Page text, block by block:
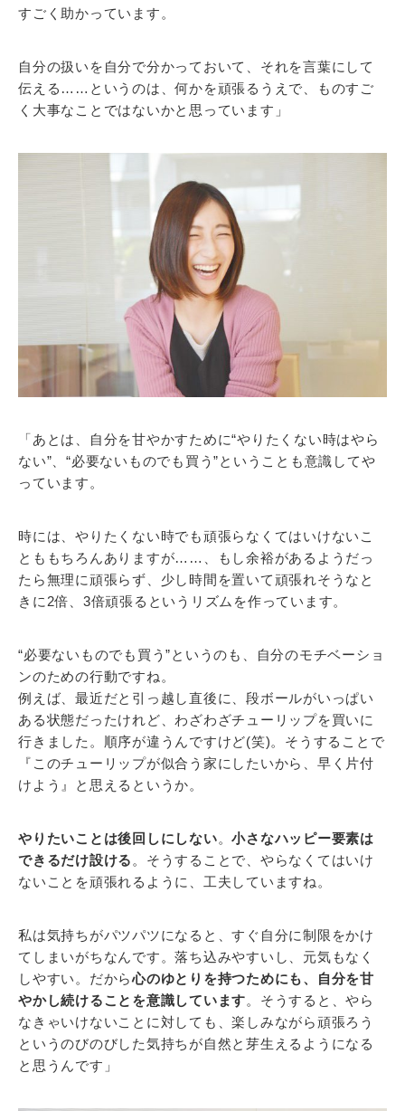
すごく助かっています。
自分の扱いを自分で分かっておいて、それを言葉にして
伝える……というのは、何かを頑張るうえで、ものすご
く大事なことではないかと思っています」
「あとは、自分を甘やかすために“やりたくない時はやら
ない”、“必要ないものでも買う”ということも意識してや
っています。
時には、やりたくない時でも頑張らなくてはいけないこ
とももちろんありますが……、もし余裕があるようだっ
たら無理に頑張らず、少し時間を置いて頑張れそうなと
きに2倍、3倍頑張るというリズムを作っています。
“必要ないものでも買う”というのも、自分のモチベーショ
ンのための行動ですね。
例えば、最近だと引っ越し直後に、段ボールがいっぱい
ある状態だったけれど、わざわざチューリップを買いに
行きました。順序が違うんですけど(笑)。そうすることで
『このチューリップが似合う家にしたいから、早く片付
けよう』と思えるというか。
やりたいことは後回しにしない。小さなハッピー要素は
できるだけ設ける 。そうすることで、やらなくてはいけ
ないことを頑張れるように、工夫していますね。
私は気持ちがパツパツになると、すぐ自分に制限をかけ
てしまいがちなんです。落ち込みやすいし、元気もなく
しやすい。だから心のゆとりを持つためにも、自分を甘
やかし続けることを意識しています。そうすると、やら
なきゃいけないことに対しても、楽しみながら頑張ろう
というのびのびした気持ちが自然と芽生えるようになる
と思うんです」